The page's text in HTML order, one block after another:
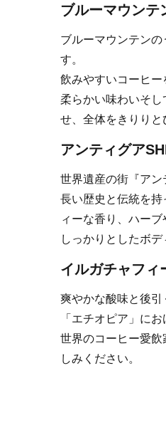
ブルーマウンテ
ブルーマウンテン
す。
飲みやすいコーヒー
柔らかい味わいそ
せ、全体をきりりと
アンティグア
世界遺産の街『ア
長い歴史と伝統を
ィーな香り、ハー
しっかりとしたボ
イルガチャフィ
爽やかな酸味と後引
「エチオピア」に
世界のコーヒー愛
しみください。